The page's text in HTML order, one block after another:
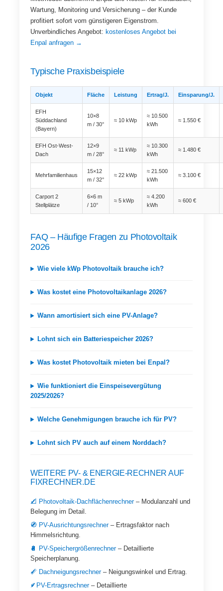
Wartung, Monitoring und Versicherung – der Kunde
profitiert sofort vom günstigeren Eigenstrom.
Unverbindliches Angebot: kostenloses Angebot bei
Enpal anfragen →
Typische Praxisbeispiele
Objekt Fläche Leistung Ertrag/J. Einsparung/J.
EFH
Süddachland
(Bayern)
10×8
m / 30°
≈ 10 kWp
≈ 10.500
kWh
≈ 1.550 €
EFH Ost-West-
Dach
12×9
m / 28°
≈ 11 kWp
≈ 10.300
kWh
≈ 1.480 €
Mehrfamilienhaus
15×12
m / 32°
≈ 22 kWp
≈ 21.500
kWh
≈ 3.100 €
Carport 2
Stellplätze
6×6 m
/ 10°
≈ 5 kWp
≈ 4.200
kWh
≈ 600 €
FAQ – Häufige Fragen zu Photovoltaik
2026
Wie viele kWp Photovoltaik brauche ich?
Was kostet eine Photovoltaikanlage 2026?
Wann amortisiert sich eine PV-Anlage?
Lohnt sich ein Batteriespeicher 2026?
Was kostet Photovoltaik mieten bei Enpal?
Wie funktioniert die Einspeisevergütung
2025/2026?
Welche Genehmigungen brauche ich für PV?
Lohnt sich PV auch auf einem Norddach?
WEITERE PV- & ENERGIE-RECHNER AUF
FIXRECHNER.DE
📐 Photovoltaik-Dachflächenrechner– Modulanzahl und
Belegung im Detail.
🧭 PV-Ausrichtungsrechner– Ertragsfaktor nach
Himmelsrichtung.
🔋 PV-Speichergrößenrechner– Detaillierte
Speicherplanung.
📏 Dachneigungsrechner– Neigungswinkel und Ertrag.
⚡ PV-Ertragsrechner– Detaillierte